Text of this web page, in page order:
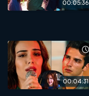
00:05:36
00:04:31